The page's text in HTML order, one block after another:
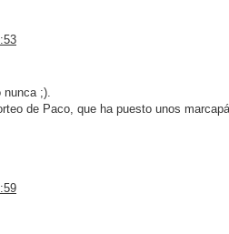
;).
de Paco, que ha puesto unos